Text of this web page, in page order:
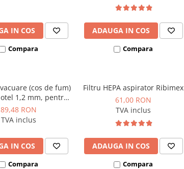
IN COS
Compara
garnitura, 90 grade
ADAUGA IN COS
Compara
(cos de fum)
1,2 mm, pentru
seminee pe peleti,
100 mm, garnitura
89,48 RON
TVA inclus
IN COS
Compara
Filtru HEPA aspirator Ribimex
61,00 RON
TVA inclus
ADAUGA IN COS
Compara